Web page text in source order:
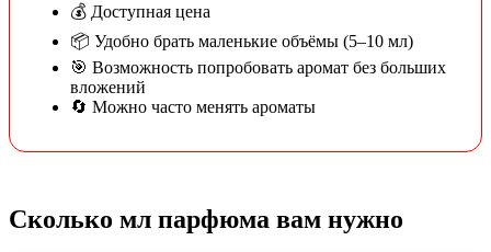
💰 Доступная цена
📦 Удобно брать маленькие объёмы (5–10 мл)
🎯 Возможность попробовать аромат без больших
вложений
🔄 Можно часто менять ароматы
Сколько мл парфюма вам нужно